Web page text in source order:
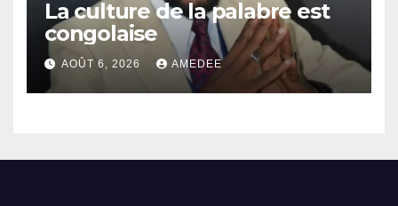
Mulumba
La culture de la palabre est
congolaise
AOÛT 6, 2026 AMEDEE